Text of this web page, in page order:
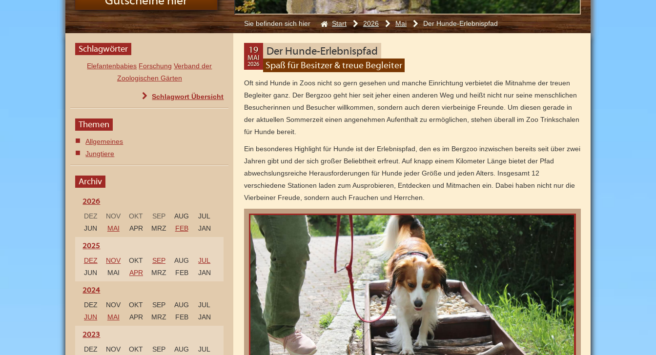
n
s
e
i
Sie befinden sich hier: Start 2026 Mai Der Hunde-Erlebnispfad
19
MAI
2026
27
MAI
2026
Der Hunde-Erlebnispfad
Spaß für Besitzer & treue Begleiter
Oft sind Hunde in Zoos nicht so gern gesehen und manche Einrichtung verbietet die Mitnahme der treuen
Begleiter ganz. Der Bergzoo geht hier seit jeher einen anderen Weg und heißt nicht nur seine menschlichen
Besucherinnen und Besucher willkommen, sondern auch deren vierbeinige Freunde. Um diesen gerade in
der aktuellen Sommerzeit einen angenehmen Aufenthalt zu ermöglichen, stehen überall im Zoo Trinkschalen
für Hunde bereit.
Ein besonderes Highlight für Hunde ist der Erlebnispfad, den es im Bergzoo inzwischen bereits seit über zwei
Jahren gibt und der sich großer Beliebtheit erfreut. Auf knapp einem Kilometer Länge bietet der Pfad
abwechslungsreiche Herausforderungen für Hunde jeder Größe und jeden Alters. Insgesamt 12
verschiedene Stationen laden zum Ausprobieren, Entdecken und Mitmachen ein. Dabei haben nicht nur die
Vierbeiner Freude, sondern auch Frauchen und Herrchen.
Schlagwörter
Elefantenbabies Forschung Verband der
Zoologischen Gärten
Schlagwort Übersicht
Themen
Allgemeines
Jungtiere
Archiv
2026
DEZ
NOV OKT SEP AUG
JUL
JUN
MAI APR MRZ FEB JAN
2025
DEZ
NOV OKT SEP AUG
JUL
JUN
MAI APR MRZ FEB JAN
2024
DEZ
NOV OKT SEP AUG
JUL
JUN
MAI APR MRZ FEB JAN
2023
DEZ
NOV OKT SEP AUG
JUL